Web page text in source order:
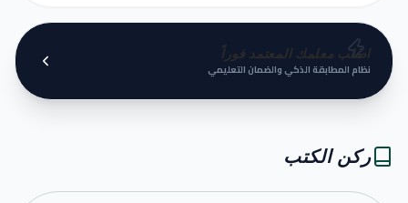
اطلب معلمك المعتمد فوراً
نظام المطابقة الذكي والضمان التعليمي
ركن الكتب